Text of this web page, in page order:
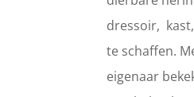
dressoir,
te schaffen.
eigenaar